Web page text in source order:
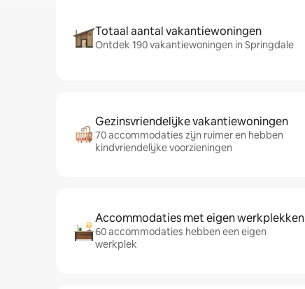
Totaal aantal vakantiewoningen
Ontdek 190 vakantiewoningen in Springdale
Gezinsvriendelijke vakantiewoningen
70 accommodaties zijn ruimer en hebben
kindvriendelijke voorzieningen
Accommodaties met eigen werkplekken
60 accommodaties hebben een eigen
werkplek